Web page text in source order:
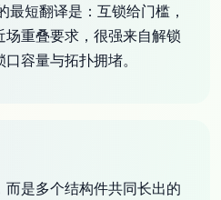
最短翻译是：互锁给门槛，
重叠要求，很强来自解锁
容量与拓扑拥堵。
是多个结构件共同长出的